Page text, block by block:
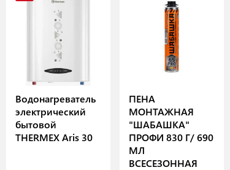
Водонагреватель
электрический
бытовой
THERMEX Aris 30
ПЕНА
МОНТАЖНАЯ
"ШАБАШКА"
ПРОФИ 830 Г/ 690
МЛ
ВСЕСЕЗОННАЯ